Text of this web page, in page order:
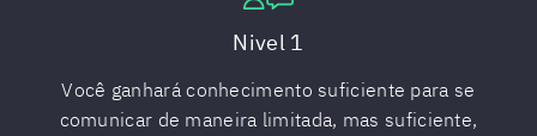
Nivel 1
Você ganhará conhecimento suficiente para se
comunicar de maneira limitada, mas suficiente,